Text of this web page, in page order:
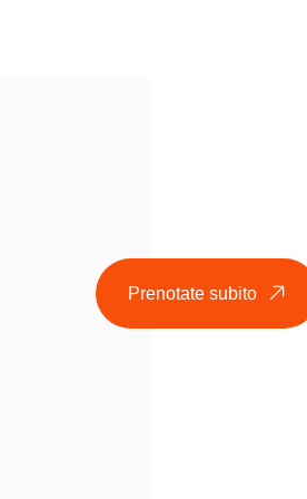
Prenotate subito